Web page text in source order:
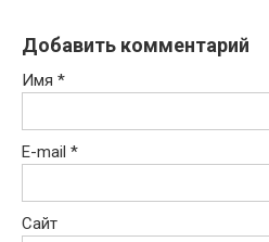
Добавить комментарий
Имя *
E-mail *
Сайт